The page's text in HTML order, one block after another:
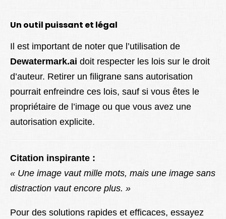
Un outil puissant et légal
Il est important de noter que l’utilisation de
Dewatermark.ai doit respecter les lois sur le droit
d’auteur. Retirer un filigrane sans autorisation
pourrait enfreindre ces lois, sauf si vous êtes le
propriétaire de l’image ou que vous avez une
autorisation explicite.
Citation inspirante :
« Une image vaut mille mots, mais une image sans
distraction vaut encore plus. »
Pour des solutions rapides et efficaces, essayez